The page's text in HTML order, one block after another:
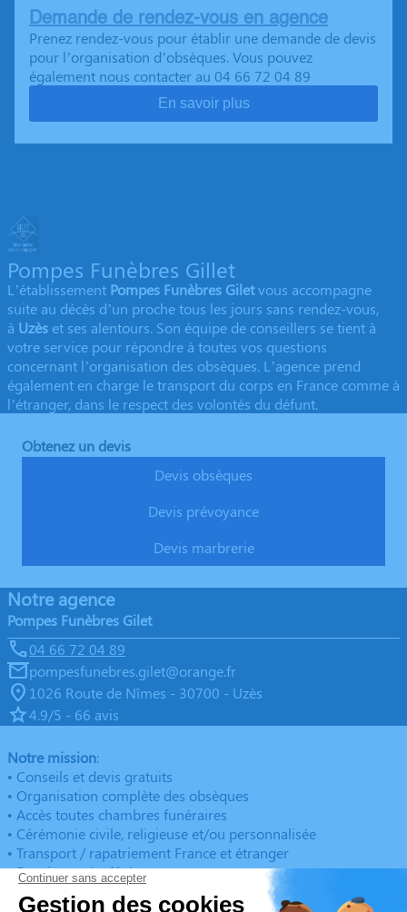
Demande de rendez-vous en agence
Prenez rendez-vous pour établir une demande de devis
pour l’organisation d’obsèques. Vous pouvez
également nous contacter au 04 66 72 04 89
En savoir plus
Pompes Funèbres Gillet
L’établissement Pompes Funèbres Giletvous accompagne
suite au décès d’un proche tous les jours sans rendez-vous,
à Uzès et ses alentours. Son équipe de conseillers se tient à
votre service pour répondre à toutes vos questions
concernant l’organisation des obsèques. L’agence prend
également en charge le transport du corps en France comme à
l’étranger, dans le respect des volontés du défunt.
Obtenez un devis
Devis obsèques
Devis prévoyance
Devis marbrerie
Notre agence
Pompes Funèbres Gilet
04 66 72 04 89
pompesfunebres.gilet@orange.fr
1026 Route de Nîmes - 30700 - Uzès
4.9/5 - 66 avis
Notre mission:
• Conseils et devis gratuits
• Organisation complète des obsèques
• Accès toutes chambres funéraires
• Cérémonie civile, religieuse et/ou personnalisée
• Transport / rapatriement France et étranger
• Dossier après décès